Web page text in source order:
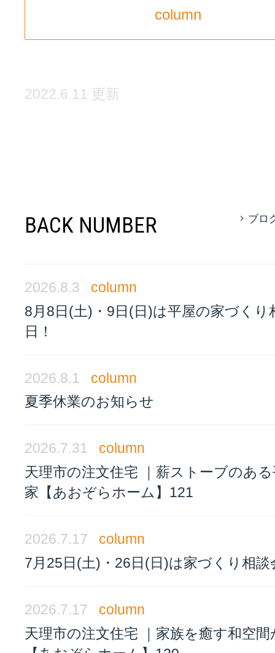
column
2022.6.11 更新
BACK NUMBER ブロ
2026.8.3
column
8月8日(土)・9日(日)は平屋の家づくり
日！
2026.8.1
column
夏季休業のお知らせ
2026.7.31
column
天理市の注文住宅 ｜薪ストーブのあ
家【あおぞらホーム】121
2026.7.17
column
7月25日(土)・26日(日)は家づくり相談
2026.7.17
column
天理市の注文住宅 ｜家族を癒す和空